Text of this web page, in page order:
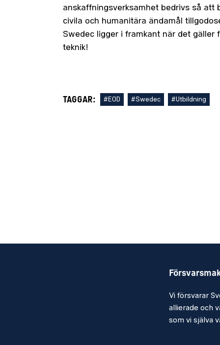
anskaffningsverksamhet bedrivs så att
civila och humanitära ändamål
Swedec ligger i framkant när det gäller
teknik!
TAGGAR: #EOD #Swedec #Utbildning
Vi försvarar
allierade och
som vi själva